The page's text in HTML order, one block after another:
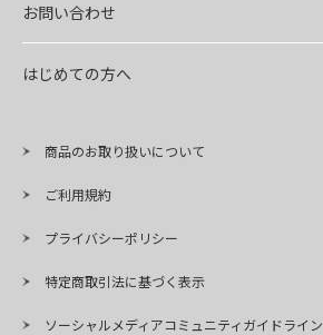
お問い合わせ
はじめての方へ
商品のお取り扱いについて
ご利用規約
プライバシーポリシー
特定商取引法に基づく表示
ソーシャルメディアコミュニティガイドライン